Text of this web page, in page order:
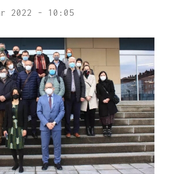
2022 - 10:05